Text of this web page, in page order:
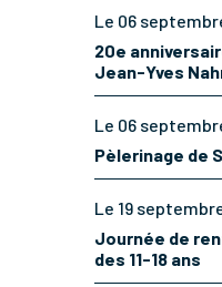
Le 06
20e
Jean-Yves
Le 06
Pèlerinage de
Le 19
Journée de
des 11-18 ans